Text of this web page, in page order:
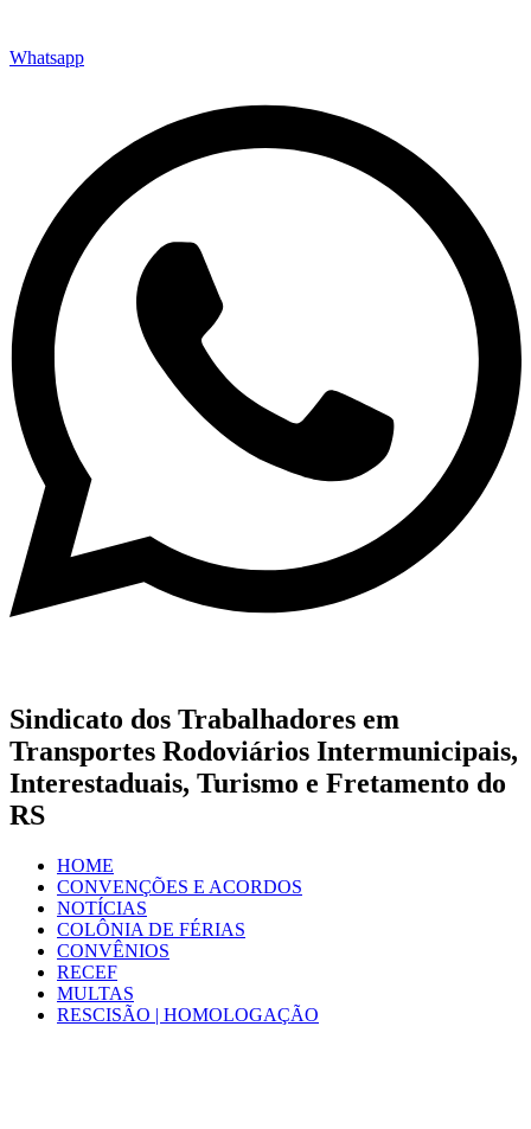
Whatsapp
Sindicato dos Trabalhadores em
Transportes Rodoviários Intermunicipais,
Interestaduais, Turismo e Fretamento do
RS
HOME
CONVENÇÕES E ACORDOS
NOTÍCIAS
COLÔNIA DE FÉRIAS
CONVÊNIOS
RECEF
MULTAS
RESCISÃO | HOMOLOGAÇÃO